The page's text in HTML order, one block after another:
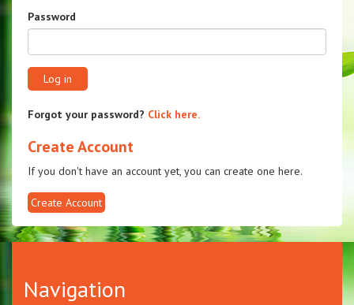
Password
Log in
Forgot your password? Click here.
Create Account
If you don't have an account yet, you can create one here.
Create Account
Navigation